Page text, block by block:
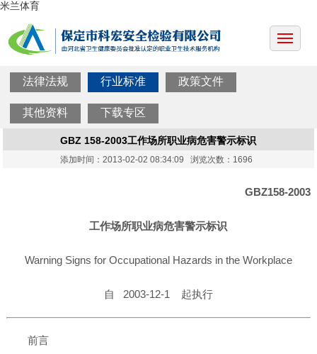
米兰体育
法律法规 行业标准 政策文件
其他资料 下载专区
GBZ 158-2003工作场所职业病危害警示标识
添加时间：2013-02-02 08:34:09 浏览次数：1696
GBZ158-2003
工作场所职业病危害警示标识
Warning Signs for Occupational Hazards in the Workplace
自 2003-12-1 起执行
前言